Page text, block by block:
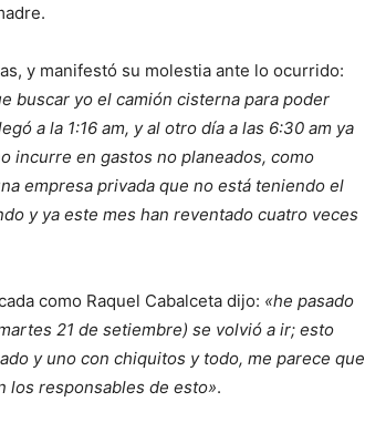
y manifestó su molestia ante lo ocurrido:
buscar yo el camión cisterna para poder
a la 1:16 am, y al otro día a las 6:30 am ya
incurre en gastos no planeados, como
empresa privada que no está teniendo el
y ya este mes han reventado cuatro veces
como Raquel Cabalceta dijo: «he pasado
21 de setiembre) se volvió a ir; esto
y uno con chiquitos y todo, me parece que
los responsables de esto».